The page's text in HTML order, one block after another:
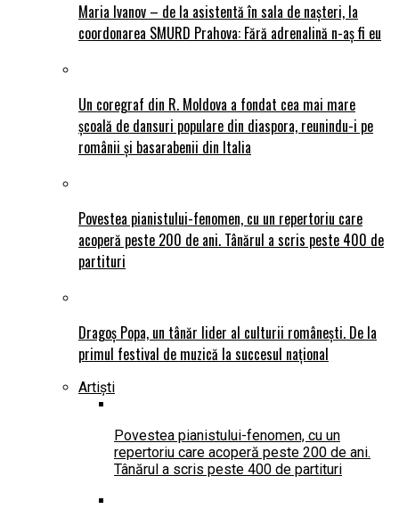
Maria Ivanov – de la asistentă în sala de nașteri, la
coordonarea SMURD Prahova: Fără adrenalină n-aș fi eu
Un coregraf din R. Moldova a fondat cea mai mare
școală de dansuri populare din diaspora, reunindu-i pe
românii și basarabenii din Italia
Povestea pianistului-fenomen, cu un repertoriu care
acoperă peste 200 de ani. Tânărul a scris peste 400 de
partituri
Dragoș Popa, un tânăr lider al culturii românești. De la
primul festival de muzică la succesul național
Artiști
Povestea pianistului-fenomen, cu un
repertoriu care acoperă peste 200 de ani.
Tânărul a scris peste 400 de partituri